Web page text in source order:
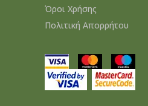
Όροι Χρήσης
Πολιτική Απορρήτου